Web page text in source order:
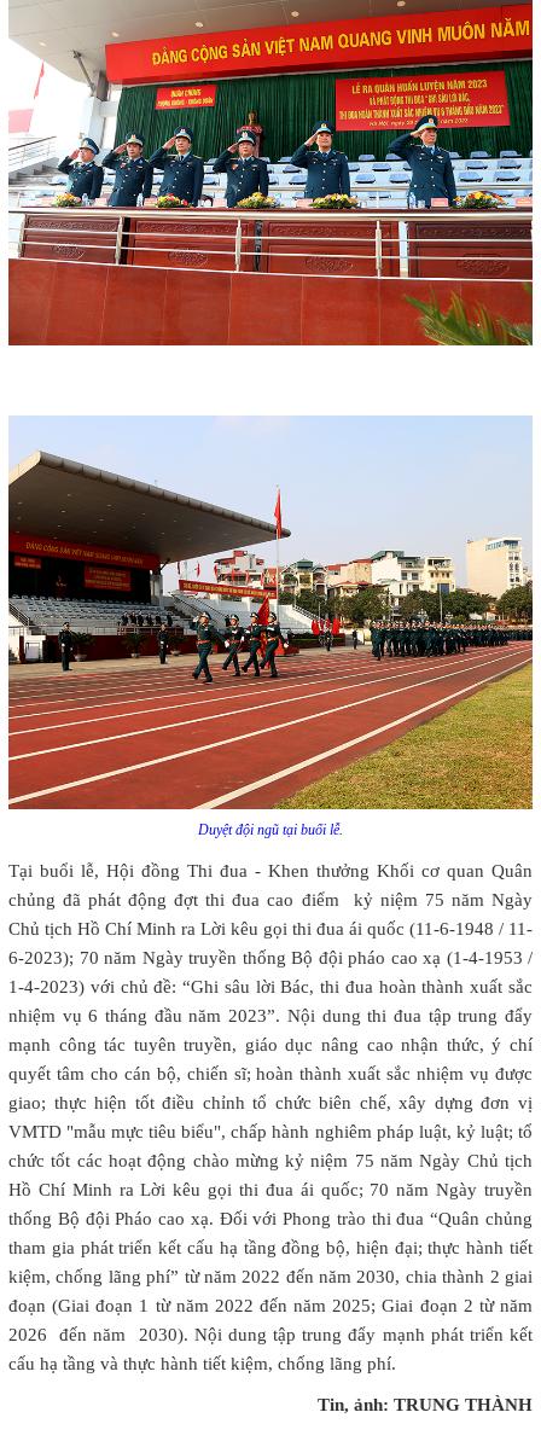
Duyệt đội ngũ tại buổi lễ.
Tại buổi lễ, Hội đồng Thi đua - Khen thưởng Khối cơ quan Quân
chủng đã phát động đợt thi đua cao điểm kỷ niệm 75 năm Ngày
Chủ tịch Hồ Chí Minh ra Lời kêu gọi thi đua ái quốc (11-6-1948 / 11-
6-2023); 70 năm Ngày truyền thống Bộ đội pháo cao xạ (1-4-1953 /
1-4-2023) với chủ đề: “Ghi sâu lời Bác, thi đua hoàn thành xuất sắc
nhiệm vụ 6 tháng đầu năm 2023”. Nội dung thi đua tập trung đẩy
mạnh công tác tuyên truyền, giáo dục nâng cao nhận thức, ý chí
quyết tâm cho cán bộ, chiến sĩ; hoàn thành xuất sắc nhiệm vụ được
giao; thực hiện tốt điều chỉnh tổ chức biên chế, xây dựng đơn vị
VMTD "mẫu mực tiêu biểu", chấp hành nghiêm pháp luật, kỷ luật; tổ
chức tốt các hoạt động chào mừng kỷ niệm 75 năm Ngày Chủ tịch
Hồ Chí Minh ra Lời kêu gọi thi đua ái quốc; 70 năm Ngày truyền
thống Bộ đội Pháo cao xạ. Đối với Phong trào thi đua “Quân chủng
tham gia phát triển kết cấu hạ tầng đồng bộ, hiện đại; thực hành tiết
kiệm, chống lãng phí” từ năm 2022 đến năm 2030, chia thành 2 giai
đoạn (Giai đoạn 1 từ năm 2022 đến năm 2025; Giai đoạn 2 từ năm
2026 đến năm 2030). Nội dung tập trung đẩy mạnh phát triển kết
cấu hạ tầng và thực hành tiết kiệm, chống lãng phí.
Tin, ảnh: TRUNG THÀNH